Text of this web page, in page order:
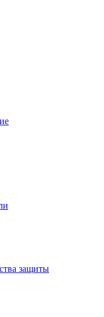
защиты